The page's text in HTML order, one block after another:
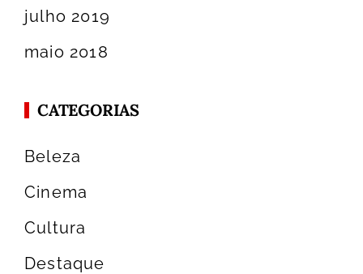
julho 2019
maio 2018
CATEGORIAS
Beleza
Cinema
Cultura
Destaque